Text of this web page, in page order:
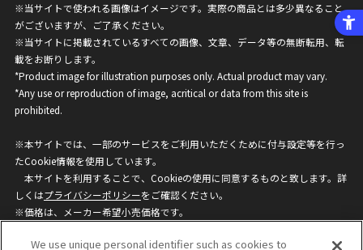
※当サイトで使われる画像はイメージです。実際の商品とは多少異なること
がございますが、ご了承ください。
※当サイトに掲載されているすべての画像、文章、データ等の無断転用、転
載をお断りします。
*Product image for illustration purposes only. Actual product may vary.
*Any use or reproduction of image, acritical or data from this site is
prohibited.
※本サイトでは、一部のサービスをご利用いただくために付与設定等を行っ
たCookie情報を使用しています。
本サイトを利用することで、Cookieの使用に同意するものと致します。詳
しくはプライバシーポリシーをご確認ください。
※価格は、メーカー希望小売価格です。
ざいますのでご了承ください。
We use unique personal identifier such as cookies to